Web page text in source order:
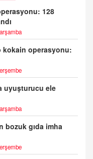
128
kokain operasyonu:
uyuşturucu ele
bozuk gıda imha